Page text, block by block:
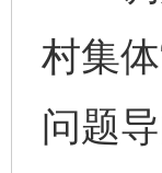
村集
问题